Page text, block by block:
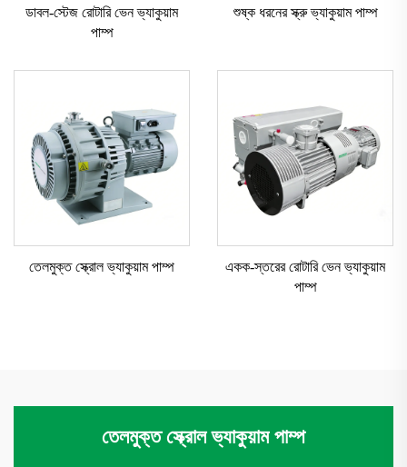
ডাবল-স্টেজ রোটারি ভেন ভ্যাকুয়াম
পাম্প
শুষ্ক ধরনের স্ক্রু ভ্যাকুয়াম পাম্প
তেলমুক্ত স্ক্রোল ভ্যাকুয়াম পাম্প
একক-স্তরের রোটারি ভেন ভ্যাকুয়াম
পাম্প
তেলমুক্ত স্ক্রোল ভ্যাকুয়াম পাম্প